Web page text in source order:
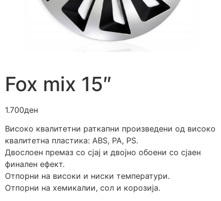
Fox mix 15″
1.700ден
Високо квалитетни раткапни произведени од високо
квалитетна пластика: ABS, PA, PS.
Двослоен премаз со сјај и двојно обоени со сјаен
финален ефект.
Отпорни на високи и ниски температури.
Отпорни на хемикалии, сол и корозија.